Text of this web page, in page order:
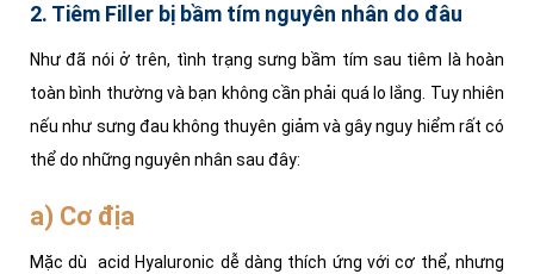
2. Tiêm Filler bị bầm tím nguyên nhân do đâu
Như đã nói ở trên, tình trạng sưng bầm tím sau tiêm là hoàn
toàn bình thường và bạn không cần phải quá lo lắng. Tuy nhiên
nếu như sưng đau không thuyên giảm và gây nguy hiểm rất có
thể do những nguyên nhân sau đây:
a) Cơ địa
Mặc dù acid Hyaluronic dễ dàng thích ứng với cơ thể, nhưng